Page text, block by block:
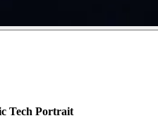
Tech Portrait